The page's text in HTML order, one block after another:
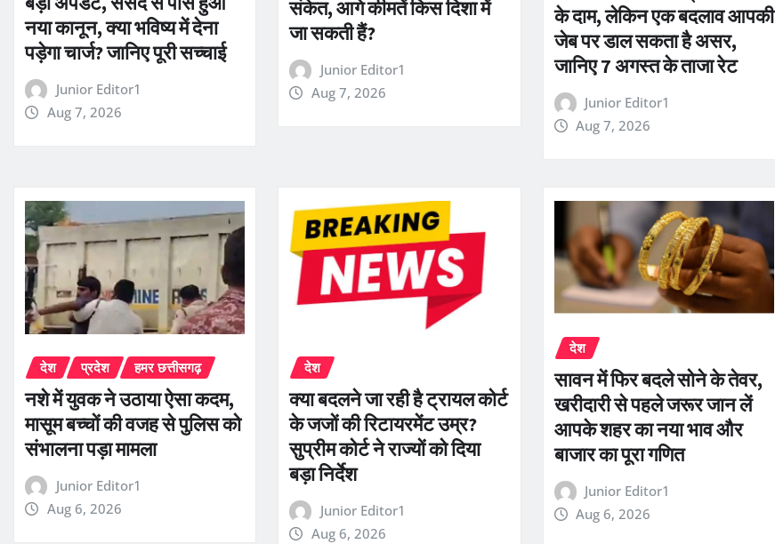
नया कानून, क्या भविष्य में देना
पड़ेगा चार्ज? जानिए पूरी सच्चाई
Junior Editor1
Aug 7, 2026
संकेत, आगे कीमतें किस दिशा में
जा सकती हैं?
Junior Editor1
Aug 7, 2026
के दाम, लेकिन एक बदलाव आपकी
जेब पर डाल सकता है असर,
जानिए 7 अगस्त के ताजा रेट
Junior Editor1
Aug 7, 2026
देश प्रदेश हमर छत्तीसगढ़
नशे में युवक ने उठाया ऐसा कदम,
मासूम बच्चों की वजह से पुलिस को
संभालना पड़ा मामला
Junior Editor1
Aug 6, 2026
देश
क्या बदलने जा रही है ट्रायल कोर्ट
के जजों की रिटायरमेंट उम्र?
सुप्रीम कोर्ट ने राज्यों को दिया
बड़ा निर्देश
Junior Editor1
Aug 6, 2026
देश
सावन में फिर बदले सोने के तेवर,
खरीदारी से पहले जरूर जान लें
आपके शहर का नया भाव और
बाजार का पूरा गणित
Junior Editor1
Aug 6, 2026